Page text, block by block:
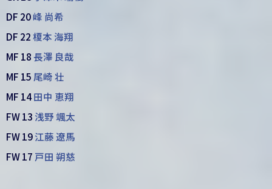
DF 20峰 尚希
DF 22榎本 海翔
MF 18 長澤 良哉
MF 15 尾崎 壮
MF 14田中 恵翔
FW 13 浅野 颯太
FW 19江藤 遼馬
FW 17 戸田 朔慈